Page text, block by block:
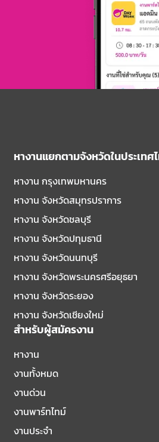
หางานแยกตามจังหวัดในประเทศ
หางาน กรุงเทพมหานคร
หางาน จังหวัดสมุทรปราการ
หางาน จังหวัดชลบุรี
หางาน จังหวัดปทุมธานี
หางาน จังหวัดนนทบุรี
หางาน จังหวัดพระนครศรีอยุธยา
หางาน จังหวัดระยอง
หางาน จังหวัดเชียงใหม่
สำหรับผู้สมัครงาน
หางาน
งานทั้งหมด
งานด่วน
งานพาร์ทไทม์
งานประจำ